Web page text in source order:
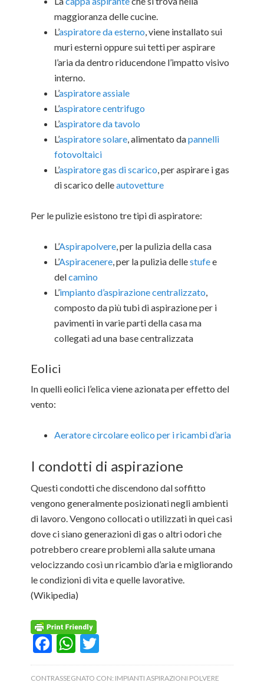
maggioranza delle cucine.
L’aspiratore da esterno, viene installato sui
muri esterni oppure sui tetti per aspirare
l’aria da dentro riducendone l’impatto visivo
interno.
L’aspiratore assiale
L’aspiratore centrifugo
L’aspiratore da tavolo
L’aspiratore solare, alimentato dapannelli
fotovoltaici
L’aspiratore gas di scarico, per aspirare i gas
di scarico delleautovetture
Per le pulizie esistono tre tipi di aspiratore:
L’Aspirapolvere, per la pulizia della casa
L’Aspiracenere, per la pulizia dellestufee
delcamino
L’impianto d’aspirazione centralizzato,
composto da più tubi di aspirazione per i
pavimenti in varie parti della casa ma
collegati ad una base centralizzata
Eolici
In quelli eolici l’elica viene azionata per effetto del
vento:
Aeratore circolare eolico per i ricambi d’aria
I condotti di aspirazione
Questi condotti che discendono dal soffitto
vengono generalmente posizionati negli ambienti
di lavoro. Vengono collocati o utilizzati in quei casi
dove ci siano generazioni di gas o altri odori che
potrebbero creare problemi alla salute umana
velocizzando così un ricambio d’aria e migliorando
le condizioni di vita e quelle lavorative.
(Wikipedia)
Facebook
WhatsApp
CONTRASSEGNATO CON: IMPIANTI ASPIRAZIONI POLVERE